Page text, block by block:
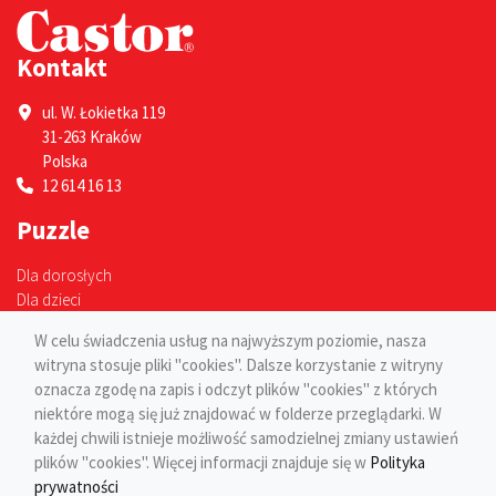
Kontakt
ul. W. Łokietka 119
31-263 Kraków
Polska
12 614 16 13
Puzzle
Dla dorosłych
Dla dzieci
Strony
Blog
Regulaminy
Dostawa i płatność
Kontakt
W celu świadczenia usług na najwyższym poziomie, nasza
witryna stosuje pliki "cookies". Dalsze korzystanie z witryny
oznacza zgodę na zapis i odczyt plików "cookies" z których
niektóre mogą się już znajdować w folderze przeglądarki. W
każdej chwili istnieje możliwość samodzielnej zmiany ustawień
plików "cookies". Więcej informacji znajduje się w Polityka
prywatności